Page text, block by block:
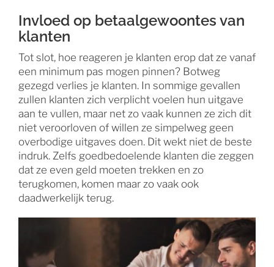
Invloed op betaalgewoontes van
klanten
Tot slot, hoe reageren je klanten erop dat ze vanaf
een minimum pas mogen pinnen? Botweg
gezegd verlies je klanten. In sommige gevallen
zullen klanten zich verplicht voelen hun uitgave
aan te vullen, maar net zo vaak kunnen ze zich dit
niet veroorloven of willen ze simpelweg geen
overbodige uitgaves doen. Dit wekt niet de beste
indruk. Zelfs goedbedoelende klanten die zeggen
dat ze even geld moeten trekken en zo
terugkomen, komen maar zo vaak ook
daadwerkelijk terug.